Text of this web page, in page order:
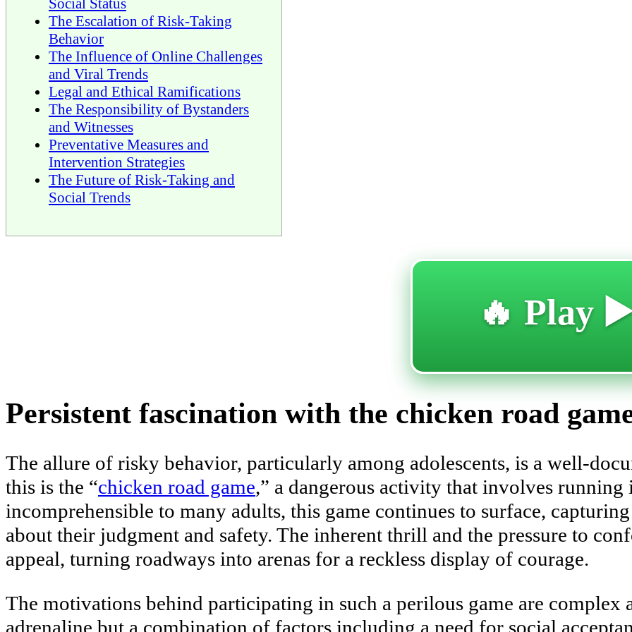
Social Status
The Escalation of Risk-Taking
Behavior
The Influence of Online Challenges
and Viral Trends
Legal and Ethical Ramifications
The Responsibility of Bystanders
and Witnesses
Preventative Measures and
Intervention Strategies
The Future of Risk-Taking and
Social Trends
🔥 Play
Persistent fascination with the chicken road
The allure of risky behavior, particularly among adolescents, is a well-
this is the “chicken road game,” a dangerous activity that involves
incomprehensible to many adults, this game continues to surface,
about their judgment and safety. The inherent thrill and the pressure to
appeal, turning roadways into arenas for a reckless display of courage.
The motivations behind participating in such a perilous game are
adrenaline but a combination of factors including a need for social